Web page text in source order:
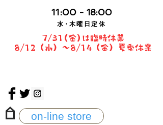
11 :00 - 18:00
水・ 木曜日定休
7/31(金)は臨時休業
8/12（水）〜8/14（金）夏季休業
on-line store